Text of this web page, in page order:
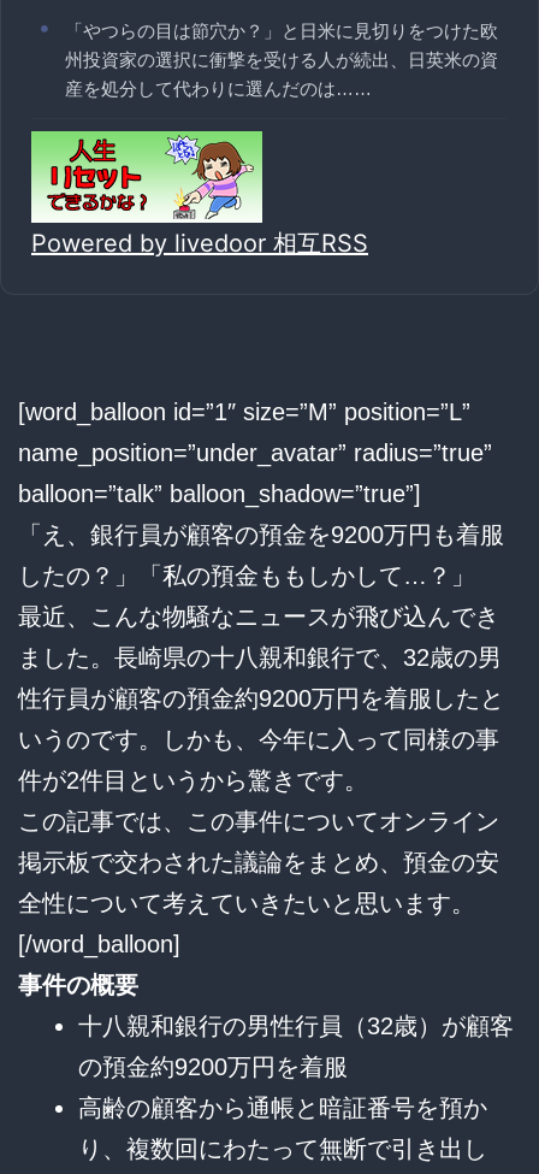
「やつらの目は節穴か？」と日米に見切りをつけた欧
州投資家の選択に衝撃を受ける人が続出、日英米の資
産を処分して代わりに選んだのは……
Powered by livedoor 相互RSS
[word_balloon id=”1″ size=”M” position=”L”
name_position=”under_avatar” radius=”true”
balloon=”talk” balloon_shadow=”true”]
「え、銀行員が顧客の預金を9200万円も着服
したの？」「私の預金ももしかして…？」
最近、こんな物騒なニュースが飛び込んでき
ました。長崎県の十八親和銀行で、32歳の男
性行員が顧客の預金約9200万円を着服したと
いうのです。しかも、今年に入って同様の事
件が2件目というから驚きです。
この記事では、この事件についてオンライン
掲示板で交わされた議論をまとめ、預金の安
全性について考えていきたいと思います。
[/word_balloon]
事件の概要
十八親和銀行の男性行員（32歳）が顧客
の預金約9200万円を着服
高齢の顧客から通帳と暗証番号を預か
り、複数回にわたって無断で引き出し